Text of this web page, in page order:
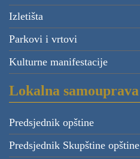
Izletišta
Parkovi i vrtovi
Kulturne manifestacije
Lokalna samouprava
Predsjednik opštine
Predsjednik Skupštine opštine